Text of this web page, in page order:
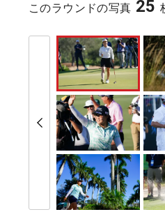
このラウンドの写真 25